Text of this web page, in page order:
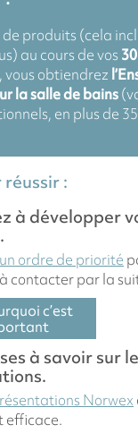
de produits (cela
au cours de vos
vous obtiendrez
la salle de bains
en plus de
:
à développer
ordre de priorité
contacter par la
c’est
à savoir sur
Norwex
efficace.